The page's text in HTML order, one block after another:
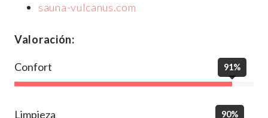
sauna-vulcanus.com
Valoración:
Confort 91%
Limpieza 90%